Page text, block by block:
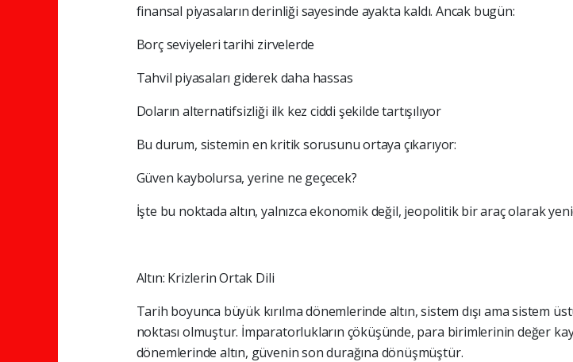
finansal piyasaların derinliği sayesinde ayakta kaldı. Ancak bugün:
Borç seviyeleri tarihi zirvelerde
Tahvil piyasaları giderek daha hassas
Doların alternatifsizliği ilk kez ciddi şekilde tartışılıyor
Bu durum, sistemin en kritik sorusunu ortaya çıkarıyor:
Güven kaybolursa, yerine ne geçecek?
İşte bu noktada altın, yalnızca ekonomik değil, jeopolitik bir araç olarak
Altın: Krizlerin Ortak Dili
Tarih boyunca büyük kırılma dönemlerinde altın, sistem dışı ama sistem
noktası olmuştur. İmparatorlukların çöküşünde, para birimlerinin değer
dönemlerinde altın, güvenin son durağına dönüşmüştür.